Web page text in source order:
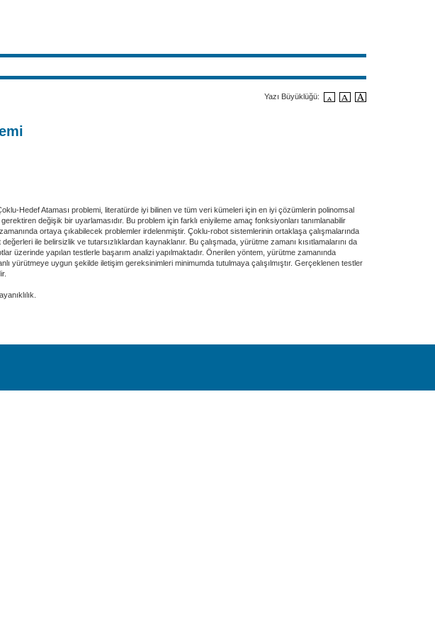
Yazı Büyüklüğü:
Hedef Ataması problemi, literatürde iyi bilinen ve tüm veri kümeleri için en iyi çözümlerin polinomsal
değişik bir uyarlamasıdır. Bu problem için farklı eniyileme amaç fonksiyonları tanımlanabilir
ortaya çıkabilecek problemler irdelenmiştir. Çoklu-robot sistemlerinin ortaklaşa çalışmalarında
ile belirsizlik ve tutarsızlıklardan kaynaklanır. Bu çalışmada, yürütme zamanı kısıtlamalarını da
yapılan testlerle başarım analizi yapılmaktadır. Önerilen yöntem, yürütme zamanında
yürütmeye uygun şekilde iletişim gereksinimleri minimumda tutulmaya çalışılmıştır. Gerçeklenen testler